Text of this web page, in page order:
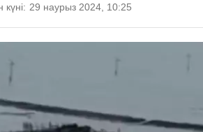
29 наурыз 2024, 10:25